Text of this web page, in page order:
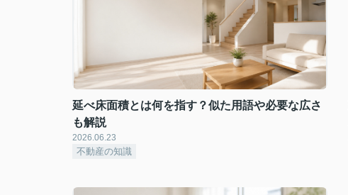
延べ床面積とは何を指す？似た用語や必要な広さ
も解説
2026.06.23
不動産の知識